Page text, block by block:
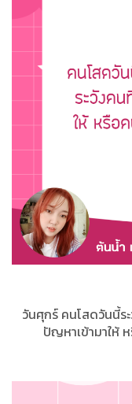
วันศุกร์ คนโสดวันนี้ระ
ปัญหาเข้ามาให้